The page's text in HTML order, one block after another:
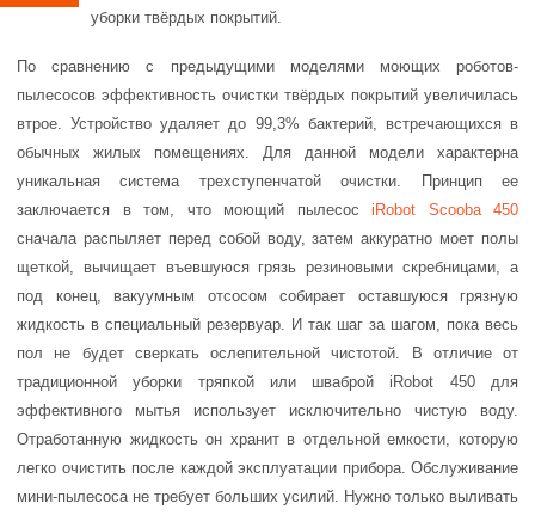
уборки твёрдых покрытий.
По сравнению с предыдущими моделями моющих роботов-
пылесосов эффективность очистки твёрдых покрытий увеличилась
втрое. Устройство удаляет до 99,3% бактерий, встречающихся в
обычных жилых помещениях. Для данной модели характерна
уникальная система трехступенчатой очистки. Принцип ее
заключается в том, что моющий пылесос iRobot Scooba 450
сначала распыляет перед собой воду, затем аккуратно моет полы
щеткой, вычищает въевшуюся грязь резиновыми скребницами, а
под конец, вакуумным отсосом собирает оставшуюся грязную
жидкость в специальный резервуар. И так шаг за шагом, пока весь
пол не будет сверкать ослепительной чистотой. В отличие от
традиционной уборки тряпкой или шваброй iRobot 450 для
эффективного мытья использует исключительно чистую воду.
Отработанную жидкость он хранит в отдельной емкости, которую
легко очистить после каждой эксплуатации прибора. Обслуживание
мини-пылесоса не требует больших усилий. Нужно только выливать